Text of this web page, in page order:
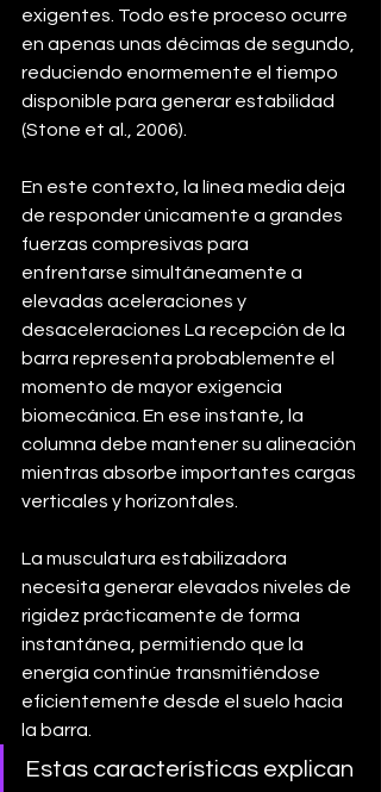
exigentes. Todo este proceso ocurre
en apenas unas décimas de segundo,
reduciendo enormemente el tiempo
disponible para generar estabilidad
(Stone et al., 2006).
En este contexto, la línea media deja
de responder únicamente a grandes
fuerzas compresivas para
enfrentarse simultáneamente a
elevadas aceleraciones y
desaceleraciones La recepción de la
barra representa probablemente el
momento de mayor exigencia
biomecánica. En ese instante, la
columna debe mantener su alineación
mientras absorbe importantes cargas
verticales y horizontales.
La musculatura estabilizadora
necesita generar elevados niveles de
rigidez prácticamente de forma
instantánea, permitiendo que la
energía continúe transmitiéndose
eficientemente desde el suelo hacia
la barra.
Estas características explican